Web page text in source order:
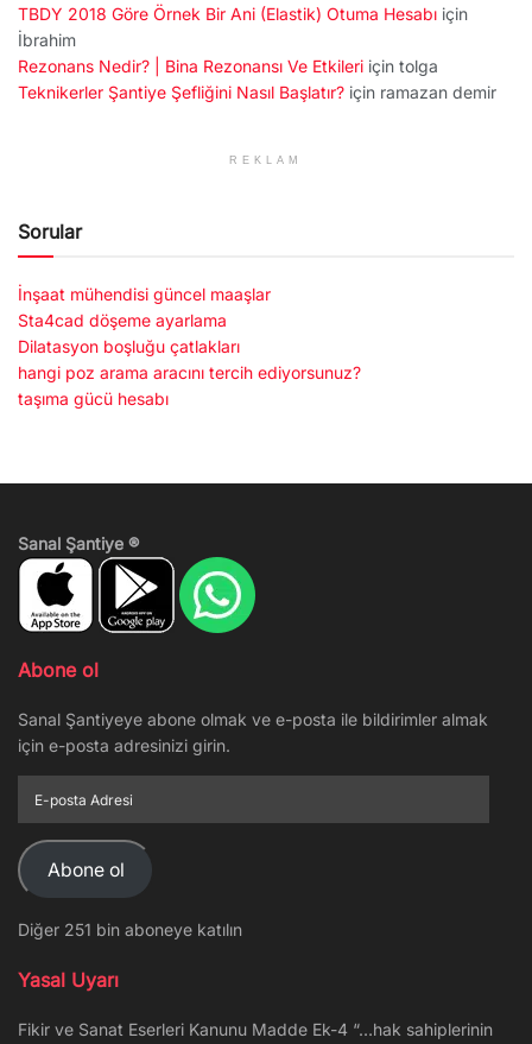
TBDY 2018 Göre Örnek Bir Ani (Elastik) Otuma Hesabı için
İbrahim
Rezonans Nedir? | Bina Rezonansı Ve Etkileri için tolga
Teknikerler Şantiye Şefliğini Nasıl Başlatır? için ramazan demir
REKLAM
Sorular
İnşaat mühendisi güncel maaşlar
Sta4cad döşeme ayarlama
Dilatasyon boşluğu çatlakları
hangi poz arama aracını tercih ediyorsunuz?
taşıma gücü hesabı
Sanal Şantiye ®
Abone ol
Sanal Şantiyeye abone olmak ve e-posta ile bildirimler almak
için e-posta adresinizi girin.
posta
Adresi
Abone ol
Diğer 251 bin aboneye katılın
Yasal Uyarı
Fikir ve Sanat Eserleri Kanunu Madde Ek-4 “…hak sahiplerinin